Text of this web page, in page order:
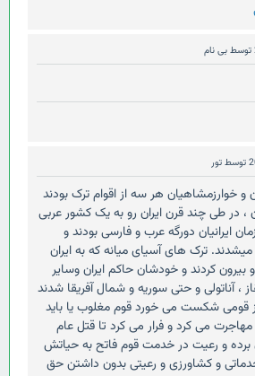
توسطبی نام
توسطتور
و خوارزمشاهیان هر سه از اقوام ترک بودند
، در طی چند قرن ایران رو به یک کشور عربی
ایرانیان دورگه عرب و فارسی بودند و
ترک های آسیای میانه که به ایران
بیرون کردند و خودشان حاکم ایران وسایر
، آناتولی و حتی سوریه و شمال آفریقا شدند
قومی شکست می خورد قوم مغلوب یا باید
می کرد و فرار می کرد تا قتل عام
برده و رعیت در خدمت قوم فاتح به حیاتش
و کشاورزی و رعیتی بدون داشتن حق